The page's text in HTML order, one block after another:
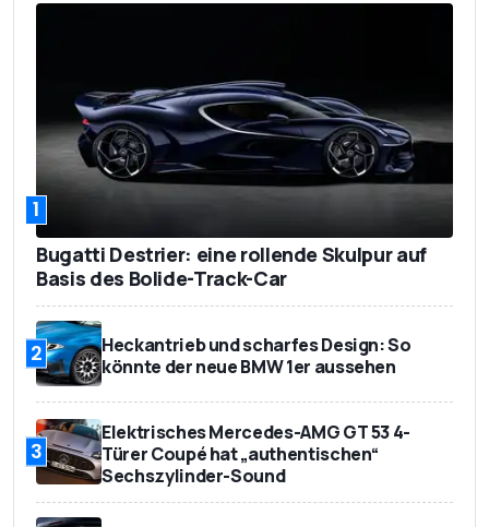
1
Bugatti Destrier: eine rollende Skulpur auf
Basis des Bolide-Track-Car
2
Heckantrieb und scharfes Design: So
könnte der neue BMW 1er aussehen
3
Elektrisches Mercedes-AMG GT 53 4-
Türer Coupé hat „authentischen“
Sechszylinder-Sound